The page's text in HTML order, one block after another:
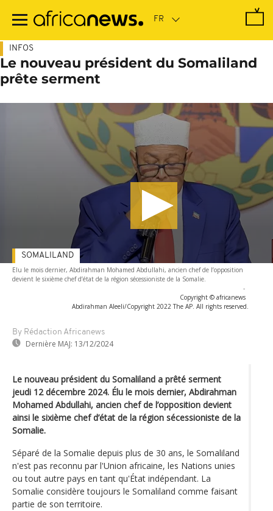
contenu
INFOS
Le nouveau président du Somaliland
prête serment
Elu le mois dernier, Abdirahman Mohamed Abdullahi, ancien chef de l’opposition
devient le sixième chef d’état de la région sécessioniste de la Somalie.
-
Copyright © africanews
Abdirahman Aleeli/Copyright 2022 The AP. All rights reserved.
By Rédaction Africanews
Dernière MAJ: 13/12/2024
SOMALILAND
Le nouveau président du Somaliland a prêté serment
jeudi 12 décembre 2024. Élu le mois dernier, Abdirahman
Mohamed Abdullahi, ancien chef de l’opposition devient
ainsi le sixième chef d’état de la région sécessioniste de la
Somalie.
Séparé de la Somalie depuis plus de 30 ans, le Somaliland
n'est pas reconnu par l'Union africaine, les Nations unies
ou tout autre pays en tant qu'État indépendant. La
Somalie considère toujours le Somaliland comme faisant
partie de son territoire.